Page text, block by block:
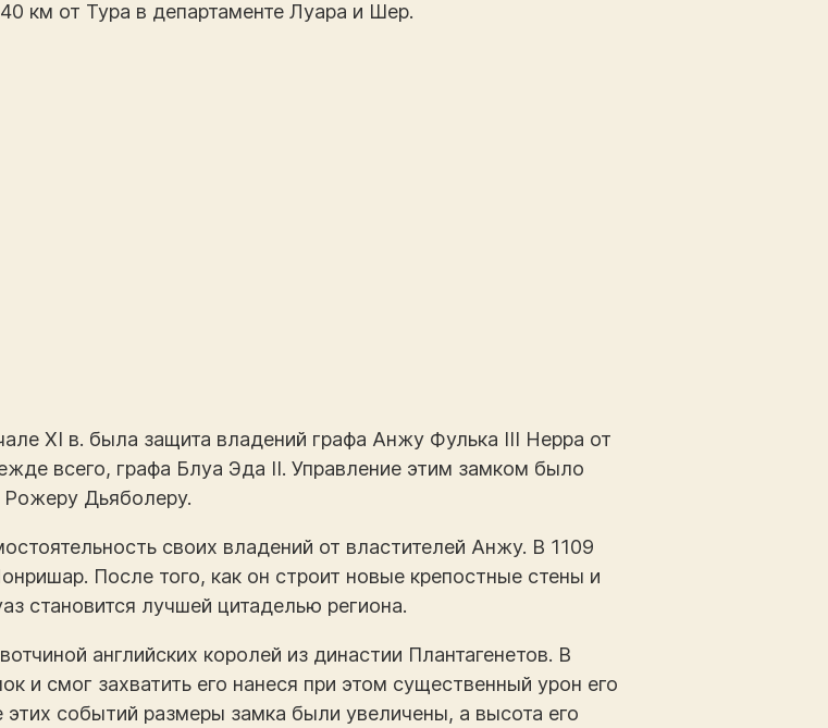
км от Тура в департаменте Луара и Шер.
XI в. была защита владений графа Анжу Фулька III Нерра от
всего, графа Блуа Эда II. Управление этим замком было
Рожеру Дьяболеру.
своих владений от властителей Анжу. В 1109
После того, как он строит новые крепостные стены и
становится лучшей цитаделью региона.
английских королей из династии Плантагенетов. В
и смог захватить его нанеся при этом существенный урон его
событий размеры замка были увеличены, а высота его